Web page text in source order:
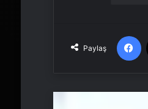
Paylaş